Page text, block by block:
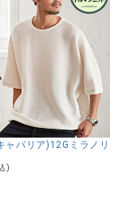
レッチバンドカラー
ャバリア)12Gミラノリ
)